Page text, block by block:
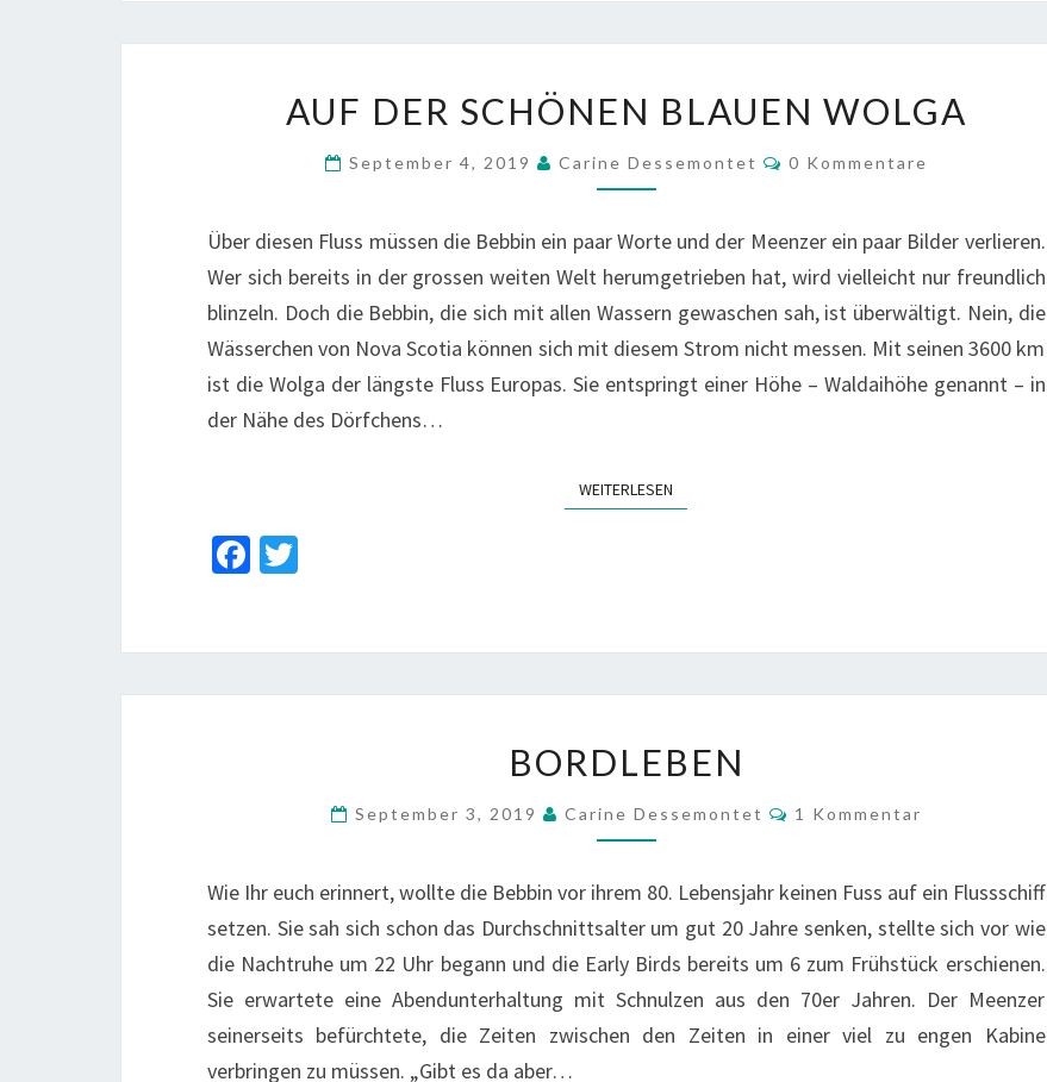
o
DER
SCHÖNEN
BLAUEN
AUF DER SCHÖNEN BLAUEN WOLGA
September 4, 2019 Carine Dessemontet Kommentare
0 Kommentare
Über diesen Fluss müssen die Bebbin ein paar Worte und der Meenzer ein paar Bilder verlieren.
Wer sich bereits in der grossen weiten Welt herumgetrieben hat, wird vielleicht nur freundlich
blinzeln. Doch die Bebbin, die sich mit allen Wassern gewaschen sah, ist überwältigt. Nein, die
Wässerchen von Nova Scotia können sich mit diesem Strom nicht messen. Mit seinen 3600 km
ist die Wolga der längste Fluss Europas. Sie entspringt einer Höhe – Waldaihöhe genannt – in
der Nähe des Dörfchens…
WEITERLESEN
Fa
o
o
er
BORDLEBEN
September 3, 2019 Carine Dessemontet Kommentare
1 Kommentar
Wie Ihr euch erinnert, wollte die Bebbin vor ihrem 80. Lebensjahr keinen Fuss auf ein Flussschiff
setzen. Sie sah sich schon das Durchschnittsalter um gut 20 Jahre senken, stellte sich vor wie
die Nachtruhe um 22 Uhr begann und die Early Birds bereits um 6 zum Frühstück erschienen.
Sie erwartete eine Abendunterhaltung mit Schnulzen aus den 70er Jahren. Der Meenzer
seinerseits befürchtete, die Zeiten zwischen den Zeiten in einer viel zu engen Kabine
verbringen zu müssen. „Gibt es da aber…